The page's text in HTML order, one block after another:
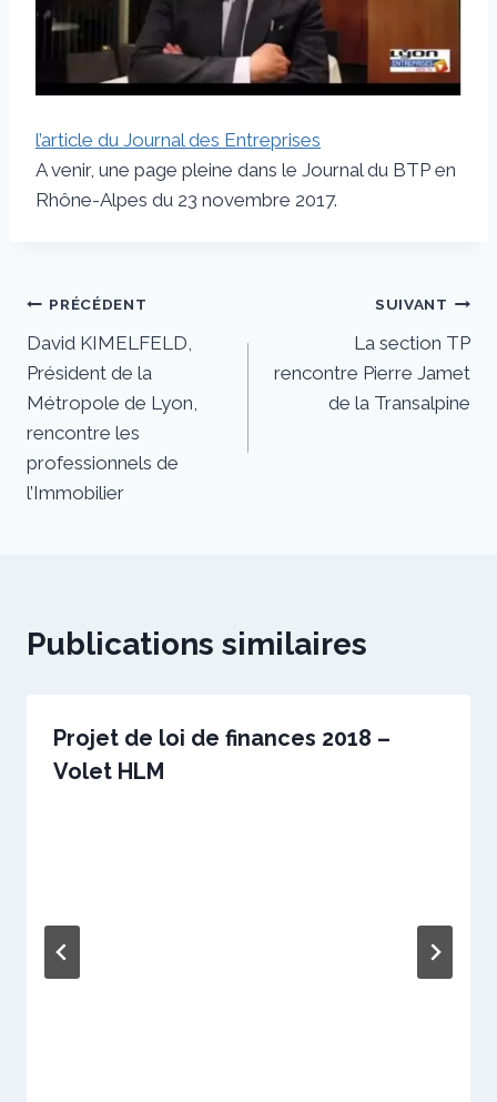
l’article du Journal des Entreprises
A venir, une page pleine dans le Journal du BTP en
Rhône-Alpes du 23 novembre 2017.
Navigation
de
l’article
PRÉCÉDENT
David KIMELFELD,
Président de la
Métropole de Lyon,
rencontre les
professionnels de
l’Immobilier
SUIVANT
La section TP
rencontre Pierre Jamet
de la Transalpine
Publications similaires
Projet de loi de finances 2018 –
Volet HLM